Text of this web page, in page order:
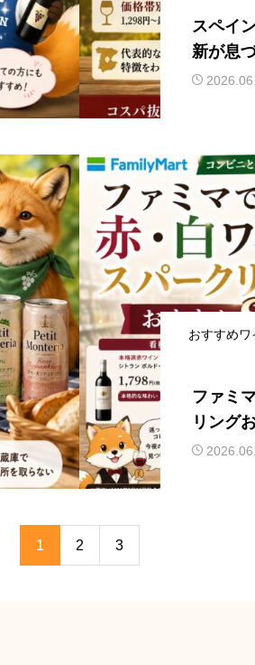
スペイ
新が息
おすすめワ
ファミ
リング
ない実
1 2 3